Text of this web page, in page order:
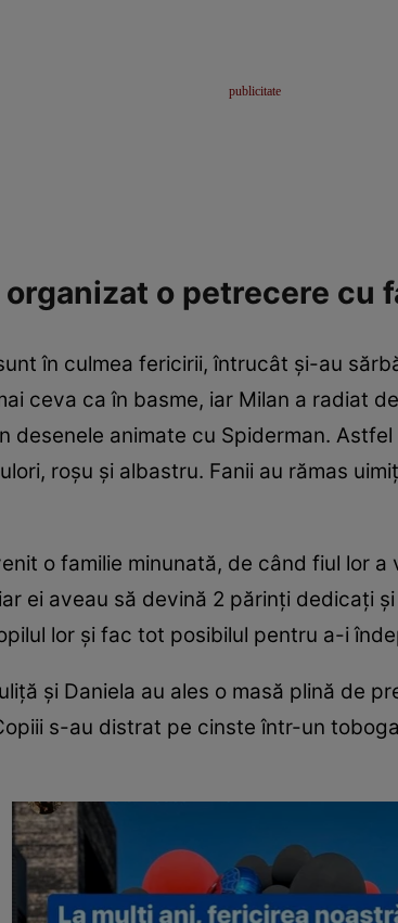
o petrecere cu
în culmea fericirii, întrucât și-au
ceva ca în basme, iar Milan a radiat
desenele animate cu Spiderman.
roșu și albastru. Fanii au rămas
o familie minunată, de când fiul lor
ei aveau să devină 2 părinți dedicați
lor și fac tot posibilul pentru a-i
și Daniela au ales o masă plină de
s-au distrat pe cinste într-un